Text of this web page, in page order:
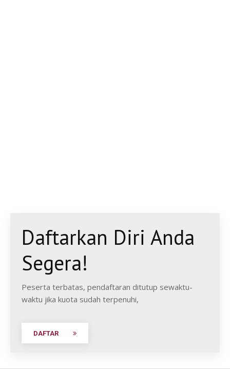
Daftarkan Diri Anda
Segera!
Peserta terbatas, pendaftaran ditutup sewaktu-
waktu jika kuota sudah terpenuhi,
DAFTAR